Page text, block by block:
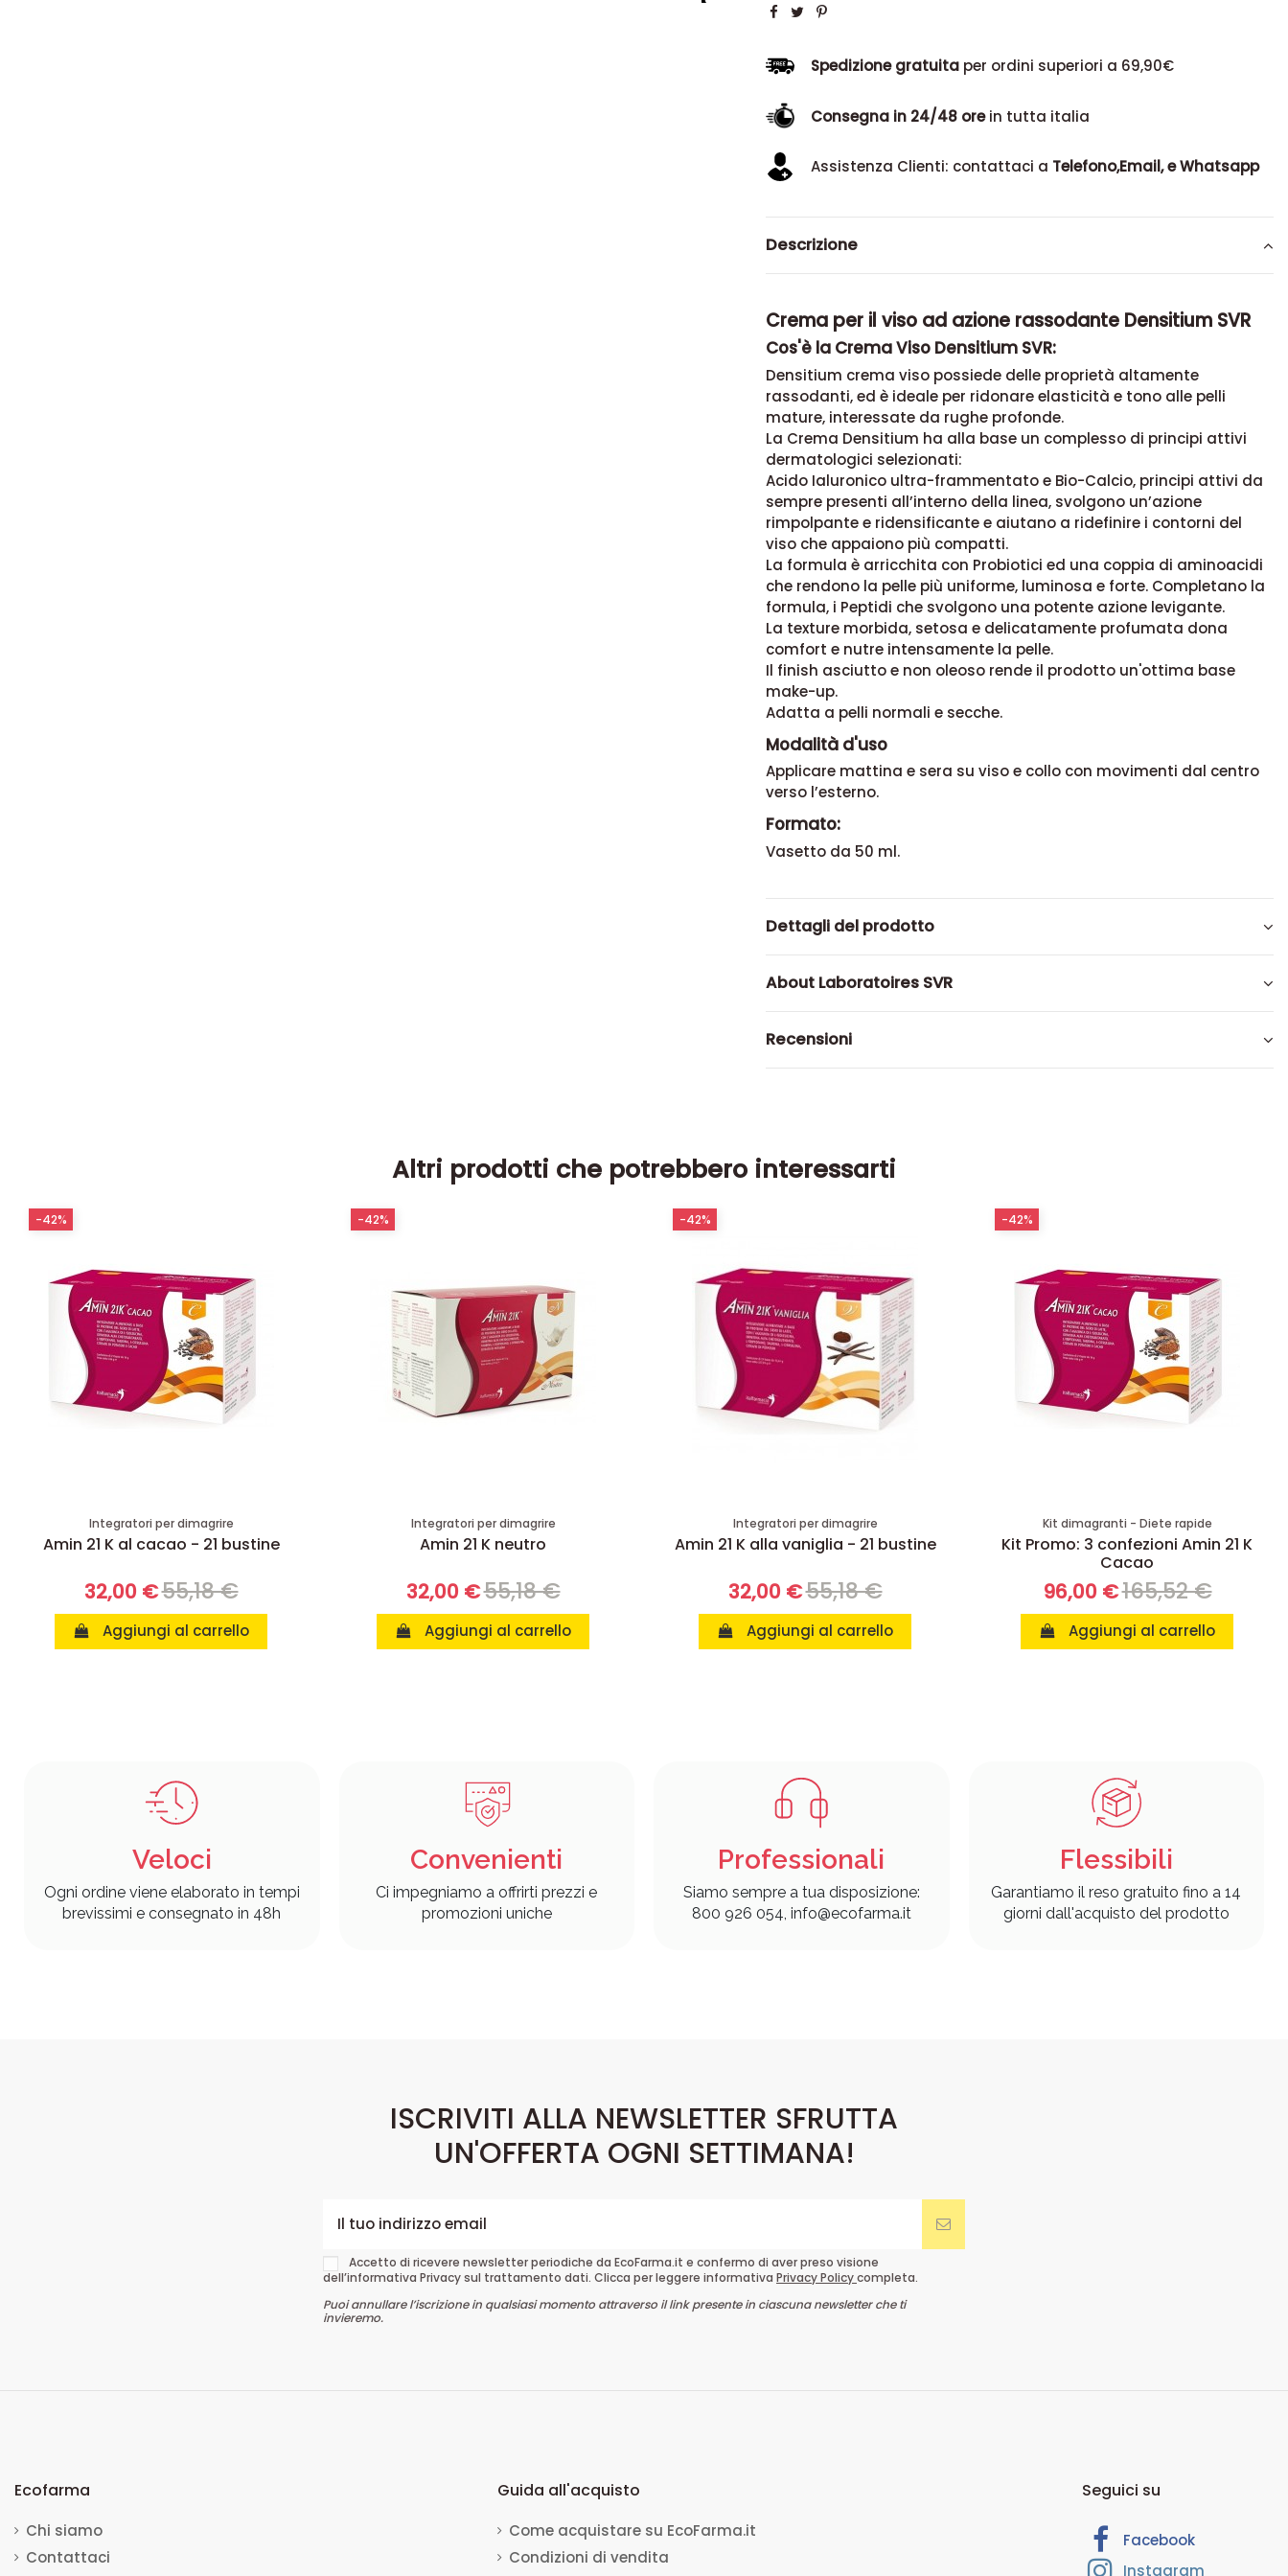
Spedizione gratuitaper ordini superiori a 69,90€
Consegna in 24/48 orein tutta italia
Assistenza Clienti: contattaci a Telefono,Email, e Whatsapp
Descrizione
Crema per il viso ad azione rassodante Densitium SVR
Cos'è la Crema Viso Densitium SVR:
Densitium crema viso possiede delle proprietà altamente
rassodanti, ed è ideale per ridonare elasticità e tono alle pelli
mature, interessate da rughe profonde.
La Crema Densitium ha alla base un complesso di principi attivi
dermatologici selezionati:
Acido Ialuronico ultra-frammentato e Bio-Calcio, principi attivi da
sempre presenti all’interno della linea, svolgono un’azione
rimpolpante e ridensificante e aiutano a ridefinire i contorni del
viso che appaiono più compatti.
La formula è arricchita con Probiotici ed una coppia di aminoacidi
che rendono la pelle più uniforme, luminosa e forte. Completano la
formula, i Peptidi che svolgono una potente azione levigante.
La texture morbida, setosa e delicatamente profumata dona
comfort e nutre intensamente la pelle.
Il finish asciutto e non oleoso rende il prodotto un'ottima base
make-up.
Adatta a pelli normali e secche.
Modalità d'uso
Applicare mattina e sera su viso e collo con movimenti dal centro
verso l’esterno.
Formato:
Vasetto da 50 ml.
Dettagli del prodotto
About Laboratoires SVR
Recensioni
Altri prodotti che potrebbero interessarti
Integratori per dimagrire
Amin 21 K al cacao - 21 bustine
32,00 €55,18 €
Aggiungi al carrello
-42%
Integratori per dimagrire
Amin 21 K neutro
32,00 €55,18 €
Aggiungi al carrello
-42%
Integratori per dimagrire
Amin 21 K alla vaniglia - 21 bustine
32,00 €55,18 €
Aggiungi al carrello
-42%
Kit dimagranti - Diete rapide
Kit Promo: 3 confezioni Amin 21 K
Cacao
96,00 €165,52 €
Aggiungi al carrello
-42%
Veloci
Ogni ordine viene elaborato in tempi
brevissimi e consegnato in 48h
Convenienti
Ci impegniamo a offrirti prezzi e
promozioni uniche
Professionali
Siamo sempre a tua disposizione:
800 926 054, info@ecofarma.it
Flessibili
Garantiamo il reso gratuito fino a 14
giorni dall'acquisto del prodotto
ISCRIVITI ALLA NEWSLETTER SFRUTTA
UN'OFFERTA OGNI SETTIMANA!
Accetto di ricevere newsletter periodiche da EcoFarma.it e confermo di aver preso visione
dell’informativa Privacy sul trattamento dati. Clicca per leggere informativa Privacy Policycompleta.
Puoi annullare l’iscrizione in qualsiasi momento attraverso il link presente in ciascuna newsletter che ti
invieremo.
Ecofarma
Chi siamo
Contattaci
Guida all'acquisto
Come acquistare su EcoFarma.it
Condizioni di vendita
Seguici su
Facebook
Instagram